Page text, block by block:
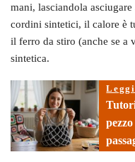
mani, lasciandola
cordini sintetici, il calore è
il ferro da stiro (anche se a
sintetica.